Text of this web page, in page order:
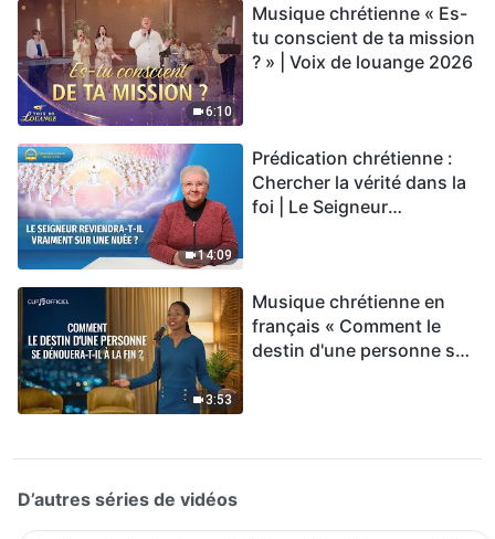
6:10
Musique chrétienne « Es-
tu conscient de ta mission
? » | Voix de louange 2026
14:09
Prédication chrétienne :
Chercher la vérité dans la
foi | Le Seigneur
3:53
Musique chrétienne en
français « Comment le
destin d'une personne se
D’autres séries de vidéos